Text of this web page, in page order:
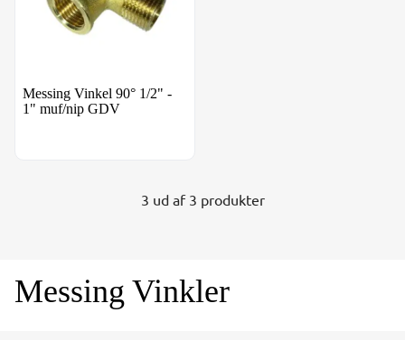
Messing Vinkel 90° 1/2" -
1" muf/nip GDV
3 ud af 3 produkter
Messing Vinkler